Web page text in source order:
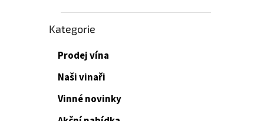
Přeskočit
Kategorie
Prodej vína
Naši vinaři
Vinné novinky